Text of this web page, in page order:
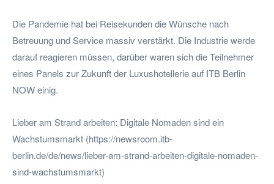
Die Pandemie hat bei Reisekunden die Wünsche nach
Betreuung und Service massiv verstärkt. Die Industrie werde
darauf reagieren müssen, darüber waren sich die Teilnehmer
eines Panels zur Zukunft der Luxushotellerie auf ITB Berlin
NOW einig.
Lieber am Strand arbeiten: Digitale Nomaden sind ein
Wachstumsmarkt (https://newsroom.itb-
berlin.de/de/news/lieber-am-strand-arbeiten-digitale-nomaden-
sind-wachstumsmarkt)